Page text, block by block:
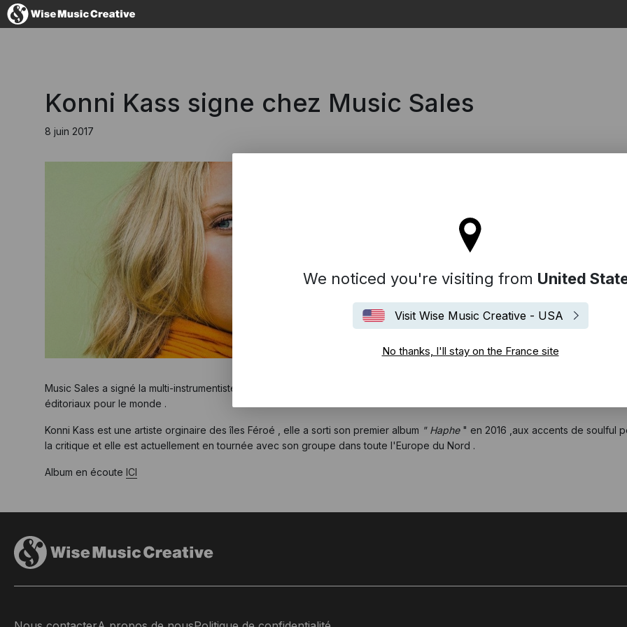
We noticed you're visiting from United
Visit Wise Music Creative - USA
No thanks, I'll stay on the France site
Konni Kass signe chez Music Sales
8 juin 2017
Music Sales a signé la multi-instrumentiste , auteur , compositeur et interprète Konni Kass , membre du groupe éponyme
éditoriaux pour le monde .
Konni Kass est une artiste orginaire des îles Féroé , elle a sorti son premier album " Haphe" en 2016 ,aux accents de soulful
la critique et elle est actuellement en tournée avec son groupe dans toute l'Europe du Nord .
Album en écoute ICI